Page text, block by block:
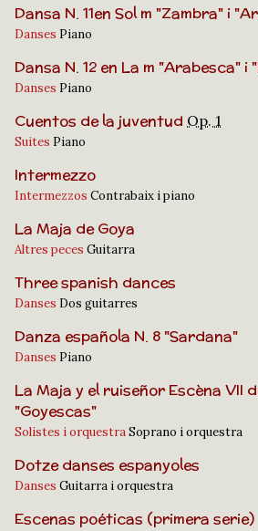
Dansa N. 11en Sol m "Zambra" i
Danses Piano
Dansa N. 12 en La m "Arabesca" i
Danses Piano
Cuentos de la juventud Op. 1
Suites Piano
Intermezzo
Intermezzos Contrabaix i piano
La Maja de Goya
Altres peces Guitarra
Three spanish dances
Danses Dos guitarres
Danza española N. 8 "Sardana"
Danses Piano
La Maja y el ruiseñor Escèna VII
"Goyescas"
Solistes i orquestraSoprano i orquestra
Dotze danses espanyoles
Danses Guitarra i orquestra
Escenas poéticas (primera serie)